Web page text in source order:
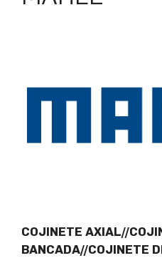
COJINETE AXIAL//
BANCADA//COJINETE